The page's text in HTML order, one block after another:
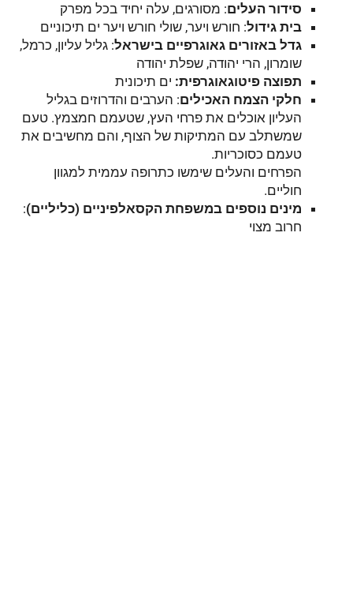
סידור העלים: מסורגים, עלה יחיד בכל מפרק
בית גידול: חורש ויער, שולי חורש ויער ים תיכוניים
גדל באזורים גאוגרפיים בישראל: גליל עליון, כרמל,
שומרון, הרי יהודה, שפלת יהודה
תפוצה פיטוגאוגרפית: ים תיכונית
חלקי הצמח האכילים: הערבים והדרוזים בגליל
העליון אוכלים את פרחי העץ, שטעמם חמצמץ. טעם
שמשתלב עם המתיקות של הצוף, והם מחשיבים את
טעמם כסוכריות.
הפרחים והעלים שימשו כתרופה עממית למגוון
חוליים.
מינים נוספים במשפחת הקסאלפיניים (כליליים):
חרוב מצוי